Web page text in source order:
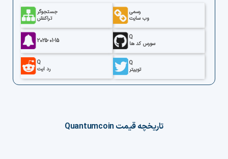
جستجوگر
تراکنش
رسمی
وب سایت
2025-01-15
Q
سورس کد ها
Q
رد ایت
Q
توییتر
تاریخچه قیمتQuantumcoin